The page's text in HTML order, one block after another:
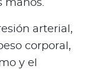
manos.
arterial,
corporal,
y el